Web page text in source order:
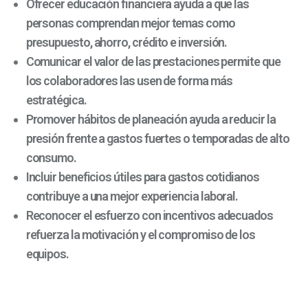
Ofrecer educación financiera ayuda a que las
personas comprendan mejor temas como
presupuesto, ahorro, crédito e inversión.
Comunicar el valor de las prestaciones permite que
los colaboradores las usen de forma más
estratégica.
Promover hábitos de planeación ayuda a reducir la
presión frente a gastos fuertes o temporadas de alto
consumo.
Incluir beneficios útiles para gastos cotidianos
contribuye a una mejor experiencia laboral.
Reconocer el esfuerzo con incentivos adecuados
refuerza la motivación y el compromiso de los
equipos.